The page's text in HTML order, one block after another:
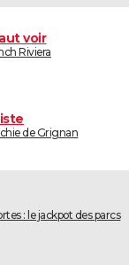
voir
Riviera
de Grignan
: le jackpot des parcs